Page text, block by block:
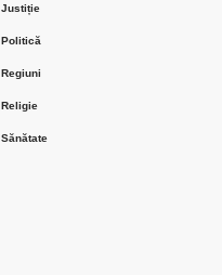
Justiție
Politică
Regiuni
Religie
Sănătate